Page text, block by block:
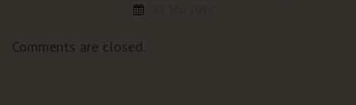
Comments are closed.